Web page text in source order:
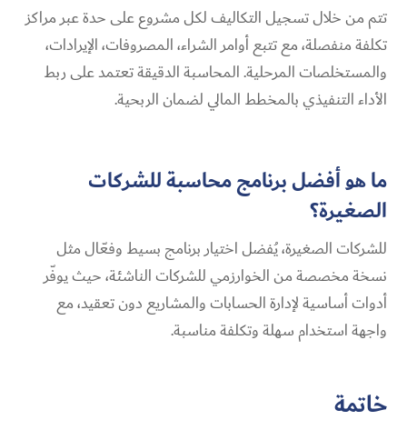
تتم من خلال تسجيل التكاليف لكل مشروع على حدة عبر مراكز
تكلفة منفصلة، مع تتبع أوامر الشراء، المصروفات، الإيرادات،
والمستخلصات المرحلية. المحاسبة الدقيقة تعتمد على ربط
الأداء التنفيذي بالمخطط المالي لضمان الربحية.
ما هو أفضل برنامج محاسبة للشركات
الصغيرة؟
للشركات الصغيرة، يُفضل اختيار برنامج بسيط وفعّال مثل
نسخة مخصصة من الخوارزمي للشركات الناشئة، حيث يوفّر
أدوات أساسية لإدارة الحسابات والمشاريع دون تعقيد، مع
واجهة استخدام سهلة وتكلفة مناسبة.
خاتمة